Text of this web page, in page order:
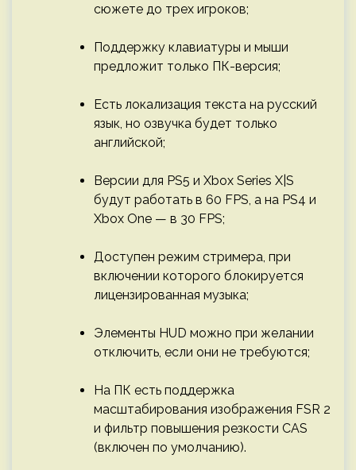
сюжете до трех игроков;
Поддержку клавиатуры и мыши
предложит только ПК-версия;
Есть локализация текста на русский
язык, но озвучка будет только
английской;
Версии для PS5 и Xbox Series X|S
будут работать в 60 FPS, а на PS4 и
Xbox One — в 30 FPS;
Доступен режим стримера, при
включении которого блокируется
лицензированная музыка;
Элементы HUD можно при желании
отключить, если они не требуются;
На ПК есть поддержка
масштабирования изображения FSR 2
и фильтр повышения резкости CAS
(включен по умолчанию).